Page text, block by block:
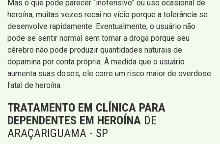
Mas o que pode parecer “inofensivo” ou uso ocasional de
heroína, muitas vezes recai no vício porque a tolerância se
desenvolve rapidamente. Eventualmente, o usuário não
pode se sentir normal sem tomar a droga porque seu
cérebro não pode produzir quantidades naturais de
dopamina por conta própria. À medida que o usuário
aumenta suas doses, ele corre um risco maior de overdose
fatal de heroína.
TRATAMENTO EM CLÍNICA PARA
DEPENDENTES EM HEROÍNA DE
ARAÇARIGUAMA - SP